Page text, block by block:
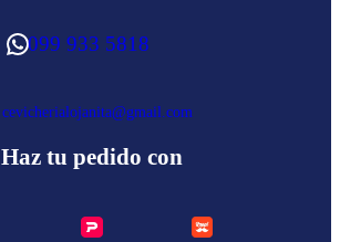
WhatsApp 099 933 5818
cevicherialojanita@gmail.com
Haz tu pedido con